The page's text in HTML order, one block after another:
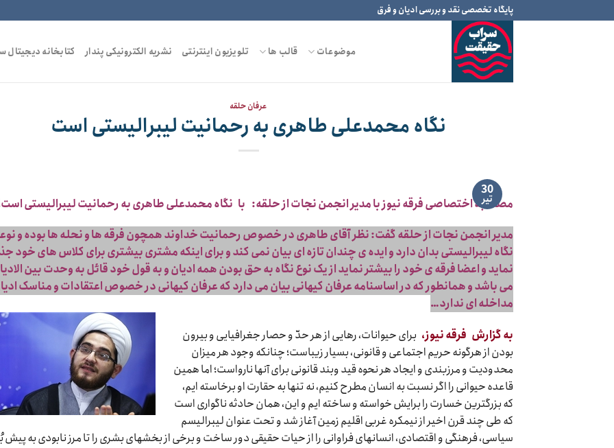
to
پایگاه تخصصی نقد و بررسی ادیان و فرق
موضوعات قالب ها تلویزیون اینترنتی نشریه الکترونیکی پندار کتابخانه دیجیتال
عرفان حلقه
نگاه محمدعلی طاهری به رحمانیت لیبرالیستی است
30
تیر
مصاحبه اختصاصی فرقه نیوز با مدیر انجمن نجات از حلقه: با نگاه محمدعلی طاهری به رحمانیت لیبرالیستی
مدیر انجمن نجات از حلقه گفت: نظر آقای طاهری در خصوص رحمانیت خداوند همچون فرقه ها و نحله ها بوده و
نگاه لیبرالیستی بدان دارد و ایده ی چندان تازه ای بیان نمی کند و برای اینکه مشتری بیشتری برای کلاس های خود
نماید و اعضا فرقه ی خود را بیشتر نماید از یک نوع نگاه به حق بودن همه ادیان و به قول خود قائل به وحدت بین
می باشد و همانطور که در اساسنامه عرفان کیهانی بیان می دارد که عرفان کیهانی در خصوص اعتقادات و مناسک
مداخله ای ندارد…
به گزارش فرقه نیوز، برای حیوانات، رهایی از هر حدّ و حصار جغرافیایی و بیرون
بودن از هرگونه حریم اجتماعی و قانونی، بسیار زیباست؛ چنان‏که وجود هر میزان
محدودیت و مرزبندی و ایجاد هر نحوه قید وبند قانونی برای آن‏ها نارواست؛ اما همین
قاعده حیوانی را اگر نسبت به انسان مطرح کنیم، نه تنها به حقارت او برخاسته‏ ایم،
که بزرگ‏ترین خسارت را برایش خواسته و ساخته ‏ایم و این، همان حادثه ناگواری است
که طی چند قرن اخیر از نیمکره غربی اقلیم زمین آغاز شد و تحت عنوان لیبرالیسم
سیاسی، فرهنگی و اقتصادی، انسان‏های فراوانی را از حیات حقیقی دور ساخت و برخی از بخش‏های بشری را تا مرز نابودی به پیش